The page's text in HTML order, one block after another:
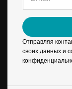
a
i
l
*
Отправляя
своих данных и